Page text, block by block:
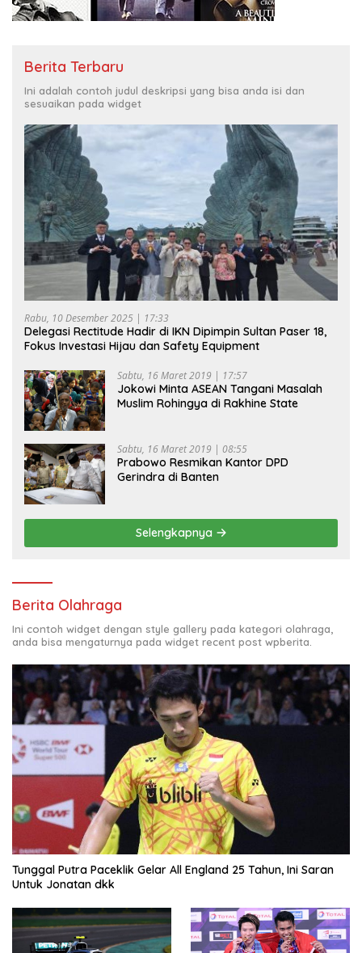
Berita Terbaru
Ini adalah contoh judul deskripsi yang bisa anda isi dan
sesuaikan pada widget
Rabu, 10 Desember 2025 | 17:33
Delegasi Rectitude Hadir di IKN Dipimpin Sultan Paser 18,
Fokus Investasi Hijau dan Safety Equipment
Sabtu, 16 Maret 2019 | 17:57
Jokowi Minta ASEAN Tangani Masalah
Muslim Rohingya di Rakhine State
Sabtu, 16 Maret 2019 | 08:55
Prabowo Resmikan Kantor DPD
Gerindra di Banten
Selengkapnya
Berita Olahraga
Ini contoh widget dengan style gallery pada kategori olahraga,
anda bisa mengaturnya pada widget recent post wpberita.
Tunggal Putra Paceklik Gelar All England 25 Tahun, Ini Saran
Untuk Jonatan dkk